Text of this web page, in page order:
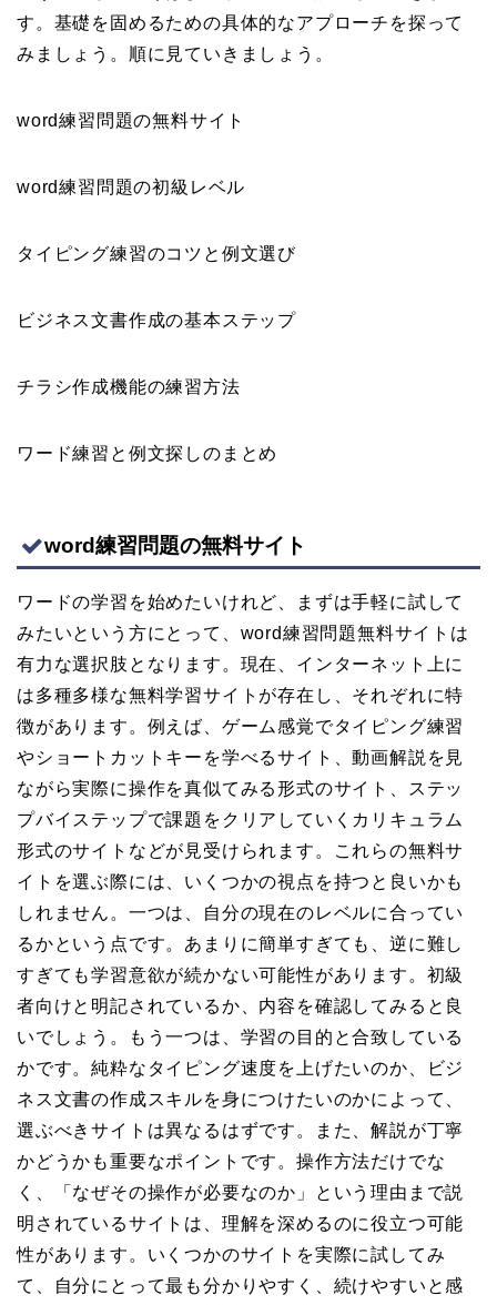
す。基礎を固めるための具体的なアプローチを探って
みましょう。順に見ていきましょう。
word練習問題の無料サイト
word練習問題の初級レベル
タイピング練習のコツと例文選び
ビジネス文書作成の基本ステップ
チラシ作成機能の練習方法
ワード練習と例文探しのまとめ
word練習問題の無料サイト
ワードの学習を始めたいけれど、まずは手軽に試して
みたいという方にとって、word練習問題無料サイトは
有力な選択肢となります。現在、インターネット上に
は多種多様な無料学習サイトが存在し、それぞれに特
徴があります。例えば、ゲーム感覚でタイピング練習
やショートカットキーを学べるサイト、動画解説を見
ながら実際に操作を真似てみる形式のサイト、ステッ
プバイステップで課題をクリアしていくカリキュラム
形式のサイトなどが見受けられます。これらの無料サ
イトを選ぶ際には、いくつかの視点を持つと良いかも
しれません。一つは、自分の現在のレベルに合ってい
るかという点です。あまりに簡単すぎても、逆に難し
すぎても学習意欲が続かない可能性があります。初級
者向けと明記されているか、内容を確認してみると良
いでしょう。もう一つは、学習の目的と合致している
かです。純粋なタイピング速度を上げたいのか、ビジ
ネス文書の作成スキルを身につけたいのかによって、
選ぶべきサイトは異なるはずです。また、解説が丁寧
かどうかも重要なポイントです。操作方法だけでな
く、「なぜその操作が必要なのか」という理由まで説
明されているサイトは、理解を深めるのに役立つ可能
性があります。いくつかのサイトを実際に試してみ
て、自分にとって最も分かりやすく、続けやすいと感